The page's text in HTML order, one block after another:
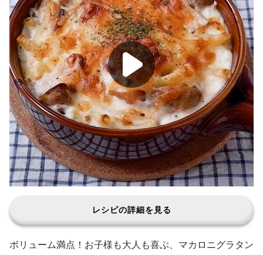
レシピの詳細を見る
ボリューム満点！お子様も大人も喜ぶ、マカロニグラタン